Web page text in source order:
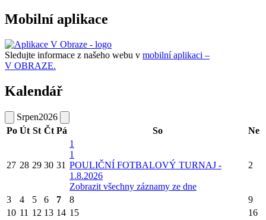
Mobilní aplikace
Sledujte informace z našeho webu v mobilní aplikaci –
V OBRAZE.
Kalendář
Srpen2026
Po Út St Čt Pá So Ne
27 28 29 30 31
1
1
POULIČNÍ FOTBALOVÝ TURNAJ -
1.8.2026
Zobrazit všechny záznamy ze dne
2
3 4 5 6 7 8
9
10 11 12 13 14 15
16